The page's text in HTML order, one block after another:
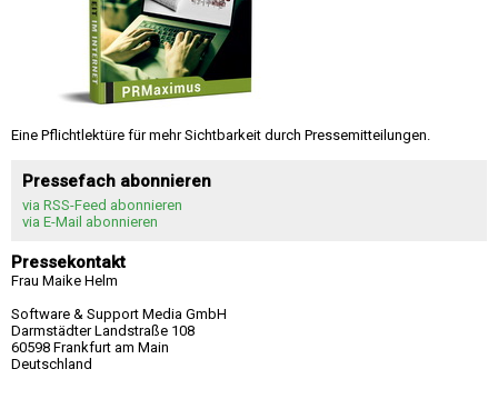
Eine Pflichtlektüre für mehr Sichtbarkeit durch Pressemitteilungen.
Pressefach abonnieren
via RSS-Feed abonnieren
via E-Mail abonnieren
Pressekontakt
Frau Maike Helm
Software & Support Media GmbH
Darmstädter Landstraße 108
60598 Frankfurt am Main
Deutschland